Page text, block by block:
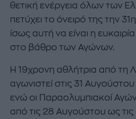
θετική ενέργεια όλων των
πετύχει το όνειρό της την
ίσως αυτή να είναι η
στο βάθρο των Αγώνων.
Η 19χρονη αθλήτρια από τη
αγωνιστεί στις 31
ενώ οι Παραολυμπιακοί
από τις 28 Αυγούστου ως